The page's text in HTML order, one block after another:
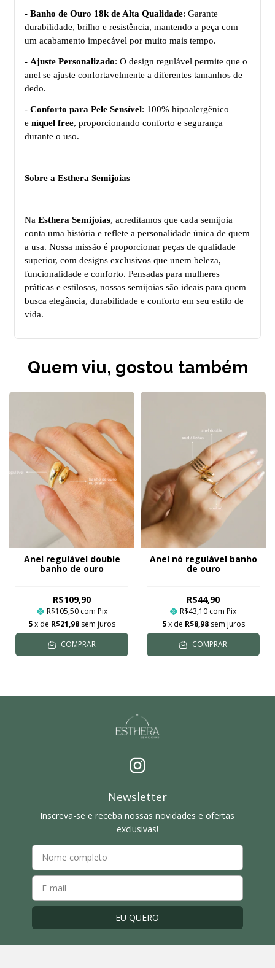
- Banho de Ouro 18k de Alta Qualidade: Garante
durabilidade, brilho e resistência, mantendo a peça com
um acabamento impecável por muito mais tempo.
- Ajuste Personalizado: O design regulável permite que o
anel se ajuste confortavelmente a diferentes tamanhos de
dedo.
- Conforto para Pele Sensível: 100% hipoalergênico
e níquel free, proporcionando conforto e segurança
durante o uso.
Sobre a Esthera Semijoias
Na Esthera Semijoias, acreditamos que cada semijoia
conta uma história e reflete a personalidade única de quem
a usa. Nossa missão é proporcionar peças de qualidade
superior, com designs exclusivos que unem beleza,
funcionalidade e conforto. Pensadas para mulheres
práticas e estilosas, nossas semijoias são ideais para quem
busca elegância, durabilidade e conforto em seu estilo de
vida.
Quem viu, gostou também
Anel regulável double
banho de ouro
R$109,90
R$105,50 com Pix
5x de R$21,98 sem juros
COMPRAR
Anel nó regulável banho
de ouro
R$44,90
R$43,10 com Pix
5 x de R$8,98 sem juros
COMPRAR
Newsletter
Inscreva-se e receba nossas novidades e ofertas
exclusivas!